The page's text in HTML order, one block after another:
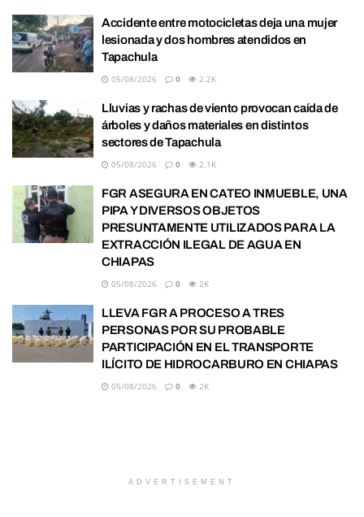
Accidente entre motocicletas deja una mujer
lesionada y dos hombres atendidos en
Tapachula
05/08/2026 0 2.2K
Lluvias y rachas de viento provocan caída de
árboles y daños materiales en distintos
sectores de Tapachula
05/08/2026 0 2.1K
FGR ASEGURA EN CATEO INMUEBLE, UNA
PIPA Y DIVERSOS OBJETOS
PRESUNTAMENTE UTILIZADOS PARA LA
EXTRACCIÓN ILEGAL DE AGUA EN
CHIAPAS
05/08/2026 0 2K
LLEVA FGR A PROCESO A TRES
PERSONAS POR SU PROBABLE
PARTICIPACIÓN EN EL TRANSPORTE
ILÍCITO DE HIDROCARBURO EN CHIAPAS
05/08/2026 0 2K
ADVERTISEMENT